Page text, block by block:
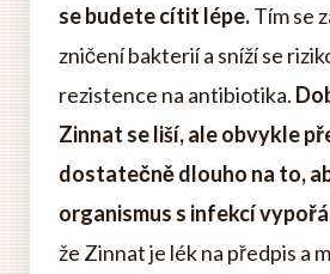
se budete cítit lépe.Tím se
zničení bakterií a sníží se
rezistence na antibiotika.
Zinnat se liší, ale obvykle
dostatečně dlouho na to,
organismus s infekcí
že Zinnat je lék na předpis a